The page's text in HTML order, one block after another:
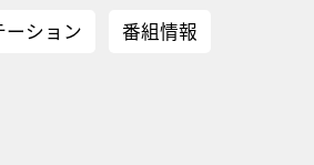
ーション 番組情報